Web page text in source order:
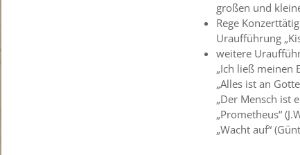
großen und
Rege
Uraufführung
weitere
„Ich ließ meinen
„Alles ist an
„Der Mensch ist
„Prometheus“
„Wacht auf“